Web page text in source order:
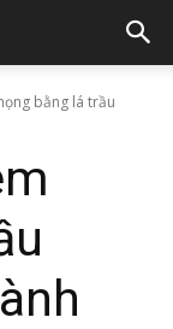
bằng lá trầu